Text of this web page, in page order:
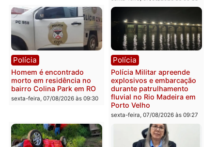
Polícia
2 MILHÕES – Unnesa
apresenta documentos
que comprovam
transparência e legalidade
na operação alvo da PF
sexta-feira, 07/08/2026 às 12:24
Polícia
Polícia Federal apreende
400 quilos de drogas e
prende motorista em RO
sexta-feira, 07/08/2026 às